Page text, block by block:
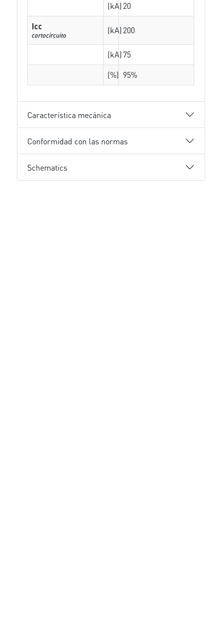
(kA)20
Icc
cortocircuito (kA)200
(kA)75
(%) 95%
Característica mecánica
Conformidad con las normas
Schematics